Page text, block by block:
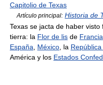
Capitolio de Texas
Artículo principal: Historia de
Texas se jacta de haber
tierra: la Flor de lis de Francia
España, México, la
América y los Estados